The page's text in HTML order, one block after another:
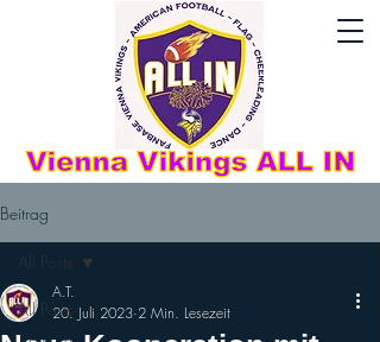
Beitrag
All Posts
All Posts
A.T.
20. Juli 2023 2 Min. Lesezeit